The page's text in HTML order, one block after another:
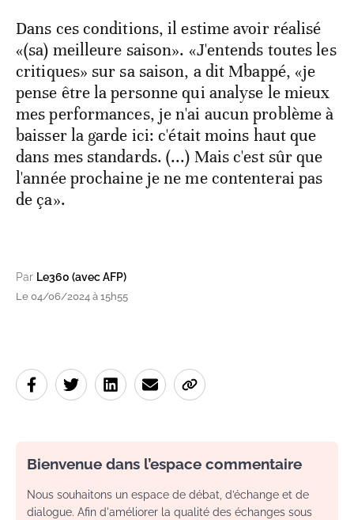
Dans ces conditions, il estime avoir réalisé
«(sa) meilleure saison». «J'entends toutes les
critiques» sur sa saison, a dit Mbappé, «je
pense être la personne qui analyse le mieux
mes performances, je n'ai aucun problème à
baisser la garde ici: c'était moins haut que
dans mes standards. (...) Mais c'est sûr que
l'année prochaine je ne me contenterai pas
de ça».
Par Le360 (avec AFP)
Le 04/06/2024 à 15h55
Bienvenue dans l’espace commentaire
Nous souhaitons un espace de débat, d’échange et de
dialogue. Afin d'améliorer la qualité des échanges sous